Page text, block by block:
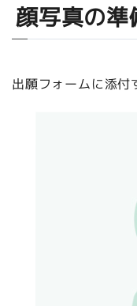
顔写真の準
出願フォームに添付